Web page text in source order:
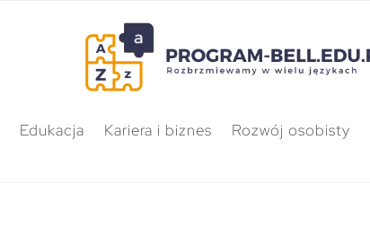
Edukacja Kariera i biznes Rozwój osobisty